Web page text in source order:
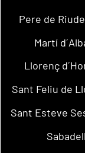
Pere de
Martí
Llorenç
Sant Feliu de
Sant Esteve
Sabadell